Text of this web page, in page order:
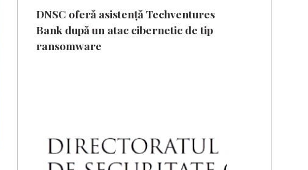
DNSC oferă asistență Techventures
Bank după un atac cibernetic de tip
ransomware